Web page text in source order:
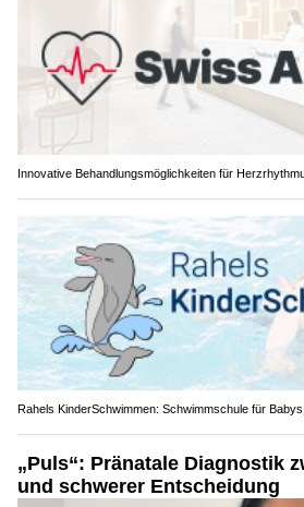
Innovative Behandlungsmöglichkeiten für
Rahels KinderSchwimmen: Schwimmschule für
„Puls“: Pränatale Diagnostik
und schwerer Entscheidung